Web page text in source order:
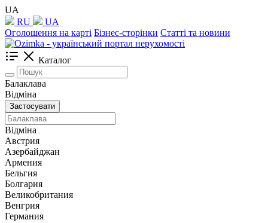
UA
RU
UA
Оголошення на карті Бізнес-сторінки Статті та новини
Каталог
Балаклава
Відміна
Застосувати
Відміна
Австрия
Азербайджан
Армения
Бельгия
Болгария
Великобритания
Венгрия
Германия